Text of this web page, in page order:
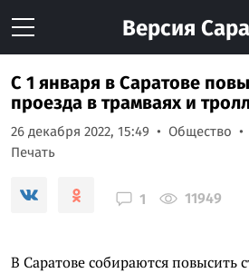
Версия
С 1 января в Саратове
проезда в трамваях и
26 декабря 2022, 15:49 Общество
Печать
1 11949
В Саратове собираются повысить